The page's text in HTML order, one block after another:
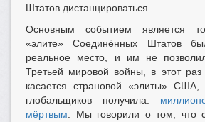
Штатов дистанцироваться.
Основным событием является
«элите» Соединённых Штатов
реальное место, и им не
Третьей мировой войны, в этот
касается страновой «элиты»
глобальщиков получила:
мёртвым . Мы говорили о том, что